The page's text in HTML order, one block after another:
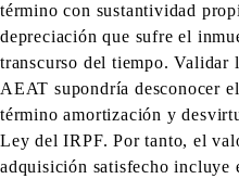
término con sustantividad
depreciación que sufre el
transcurso del tiempo. Validar
AEAT supondría desconocer
término amortización y
Ley del IRPF. Por tanto, el
adquisición satisfecho incluye